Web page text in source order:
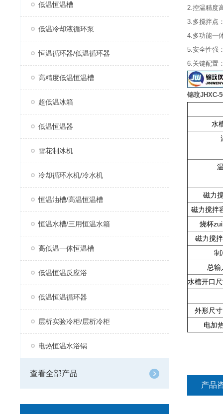
低温恒温槽
低温冷却液循环泵
恒温循环器/低温循环器
高精度低温恒温槽
超低温冰箱
低温恒温器
雪花制冰机
冷却循环水机/冷水机
恒温油槽/高温恒温槽
恒温水槽/三用恒温水箱
高低温一体恒温槽
低温恒温反应浴
低温恒温循环器
层析实验冷柜/层析冷柜
电热恒温水浴锅
查看全部产品
2.控温精度
3.多搅拌点
4.多功能一
5.安全性强
6.关键配置
锦玟JHXC-
水
磁力
磁力搅拌
烧杯
磁力搅
制
总输
水槽开口
外形尺
电加
产品